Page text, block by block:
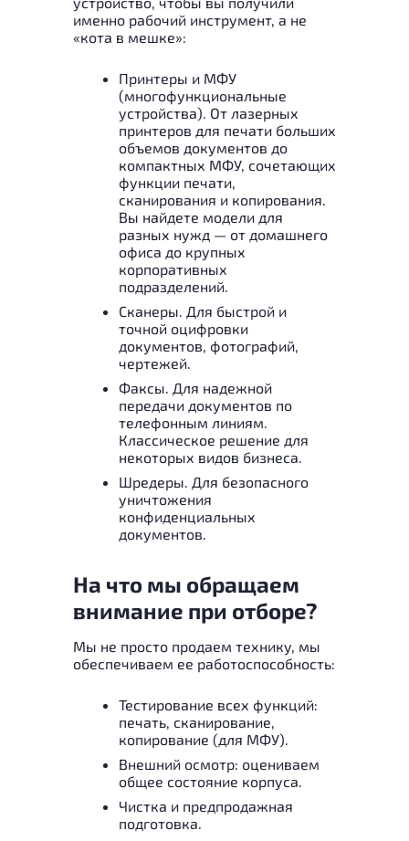
именно рабочий инструмент, а не
«кота в мешке»:
Принтеры и МФУ
(многофункциональные
устройства). От лазерных
принтеров для печати больших
объемов документов до
компактных МФУ, сочетающих
функции печати,
сканирования и копирования.
Вы найдете модели для
разных нужд — от домашнего
офиса до крупных
корпоративных
подразделений.
Сканеры. Для быстрой и
точной оцифровки
документов, фотографий,
чертежей.
Факсы. Для надежной
передачи документов по
телефонным линиям.
Классическое решение для
некоторых видов бизнеса.
Шредеры. Для безопасного
уничтожения
конфиденциальных
документов.
На что мы обращаем
внимание при отборе?
Мы не просто продаем технику, мы
обеспечиваем ее работоспособность:
Тестирование всех функций:
печать, сканирование,
копирование (для МФУ).
Внешний осмотр: оцениваем
общее состояние корпуса.
Чистка и предпродажная
подготовка.